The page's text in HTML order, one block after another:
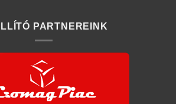
PARTNEREINK